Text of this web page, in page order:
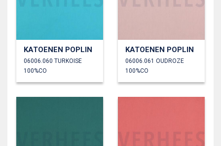
KATOENEN POPLIN
06006.060 TURKOISE
100%CO
KATOENEN POPLIN
06006.061 OUDROZE
100%CO